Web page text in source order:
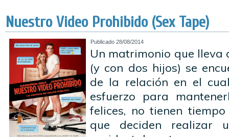
Nuestro Video Prohibido (Sex Tape)
Publicado 28/08/2014
Un matrimonio que lleva
(y con dos hijos) se
de la relación en el
esfuerzo para
felices, no tienen
que deciden realizar